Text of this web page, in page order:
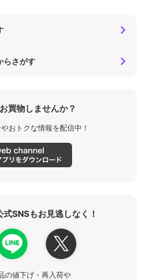
らさがす
買物しませんか？
おトクな情報を配信中！
SNSもお見逃しなく！
の値下げ・再入荷や